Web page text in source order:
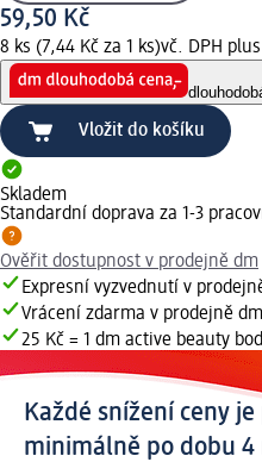
59,50 Kč
8 ks (7,44 Kč za 1 ks)vč. DPH plus
Vložit do košíku
Skladem
Standardní doprava za 1-3
Ověřit dostupnost v prodejně dm
Expresní vyzvednutí v
Vrácení zdarma v prodejně dm
25 Kč = 1 dm active beauty bod
Každé snížení ceny
minimálně po dobu 4